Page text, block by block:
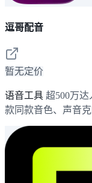
逗哥配音
暂无定价
语音工具 超500万
款同款音色、声音